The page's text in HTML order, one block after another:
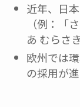
近年、日
（例：「
あ むらさ
欧州では
の採用が進